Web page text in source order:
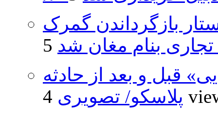
بازگرداندن گمرک
تجاری بنام مغان شد
قبل و بعد از حادثه
پلاسکو/ تصویری 4